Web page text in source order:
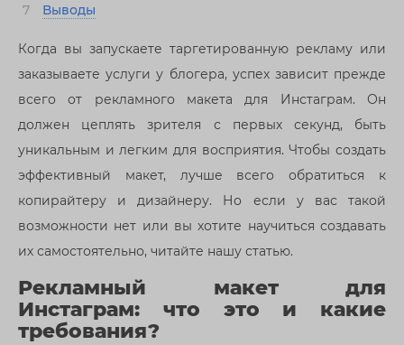
7
Выводы
Когда вы запускаете таргетированную рекламу или
заказываете услуги у блогера, успех зависит прежде
всего от рекламного макета для Инстаграм. Он
должен цеплять зрителя с первых секунд, быть
уникальным и легким для восприятия. Чтобы создать
эффективный макет, лучше всего обратиться к
копирайтеру и дизайнеру. Но если у вас такой
возможности нет или вы хотите научиться создавать
их самостоятельно, читайте нашу статью.
Рекламный макет для
Инстаграм: что это и какие
требования?